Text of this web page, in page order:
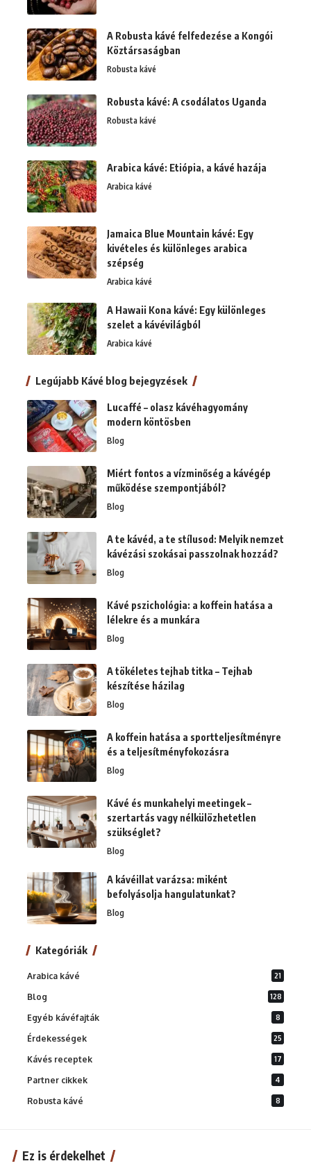
A Robusta kávé felfedezése a Kongói
Köztársaságban
Robusta kávé
Robusta kávé: A csodálatos Uganda
Robusta kávé
Arabica kávé: Etiópia, a kávé hazája
Arabica kávé
Jamaica Blue Mountain kávé: Egy
kivételes és különleges arabica
szépség
Arabica kávé
A Hawaii Kona kávé: Egy különleges
szelet a kávévilágból
Arabica kávé
Legújabb Kávé blog bejegyzések
Lucaffé – olasz kávéhagyomány
modern köntösben
Blog
Miért fontos a vízminőség a kávégép
működése szempontjából?
Blog
A te kávéd, a te stílusod: Melyik nemzet
kávézási szokásai passzolnak hozzád?
Blog
Kávé pszichológia: a koffein hatása a
lélekre és a munkára
Blog
A tökéletes tejhab titka – Tejhab
készítése házilag
Blog
A koffein hatása a sportteljesítményre
és a teljesítményfokozásra
Blog
Kávé és munkahelyi meetingek –
szertartás vagy nélkülözhetetlen
szükséglet?
Blog
A kávéillat varázsa: miként
befolyásolja hangulatunkat?
Blog
Kategóriák
Arabica kávé 21
Blog 128
Egyéb kávéfajták 8
Érdekességek 25
Kávés receptek 17
Partner cikkek 4
Robusta kávé 8
Ez is érdekelhet